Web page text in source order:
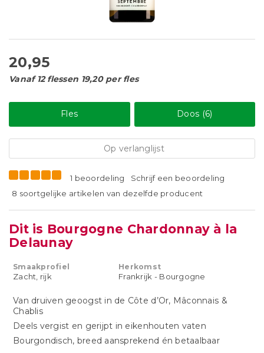
20,95
Vanaf 12 flessen 19,20 per fles
Fles Doos (6)
Op verlanglijst
1 beoordeling
Schrijf een beoordeling
8 soortgelijke artikelen van dezelfde producent
Dit is Bourgogne Chardonnay à la
Delaunay
Smaakprofiel
Zacht, rijk
Herkomst
Frankrijk - Bourgogne
Van druiven geoogst in de Côte d’Or, Mâconnais &
Chablis
Deels vergist en gerijpt in eikenhouten vaten
Bourgondisch, breed aansprekend én betaalbaar